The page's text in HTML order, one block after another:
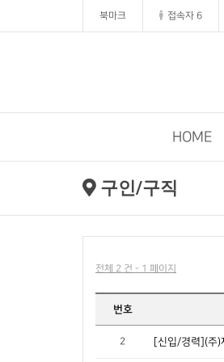
북마크 접속자 6
HOME
구인/구직
전체 2 건 - 1 페이지
번호
2